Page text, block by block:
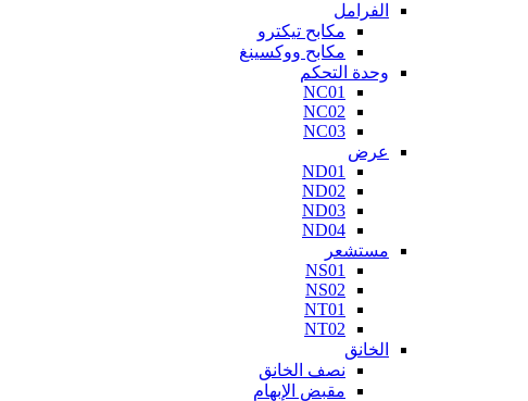
الفرامل
مكابح تيكترو
مكابح ووكسينغ
وحدة التحكم
NC01
NC02
NC03
عرض
ND01
ND02
ND03
ND04
مستشعر
NS01
NS02
NT01
NT02
الخانق
نصف الخانق
مقبض الإبهام